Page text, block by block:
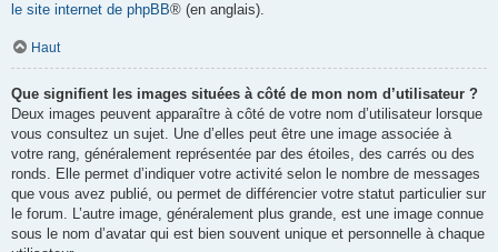
le site internet de phpBB® (en anglais).
Haut
Que signifient les images situées à côté de mon nom d’utilisateur ?
Deux images peuvent apparaître à côté de votre nom d’utilisateur lorsque
vous consultez un sujet. Une d’elles peut être une image associée à
votre rang, généralement représentée par des étoiles, des carrés ou des
ronds. Elle permet d’indiquer votre activité selon le nombre de messages
que vous avez publié, ou permet de différencier votre statut particulier sur
le forum. L’autre image, généralement plus grande, est une image connue
sous le nom d’avatar qui est bien souvent unique et personnelle à chaque